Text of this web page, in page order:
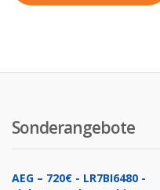
Sonderangebote
AEG – 720€ - LR7BI6480 -